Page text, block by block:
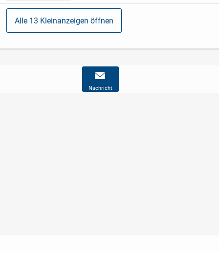
Nachricht
Alle 13 Kleinanzeigen öffnen